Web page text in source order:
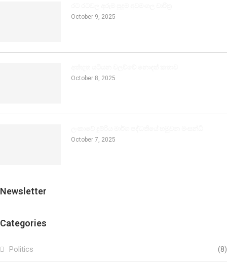
October 9, 2025
October 8, 2025
October 7, 2025
Newsletter
Categories
Politics (8)